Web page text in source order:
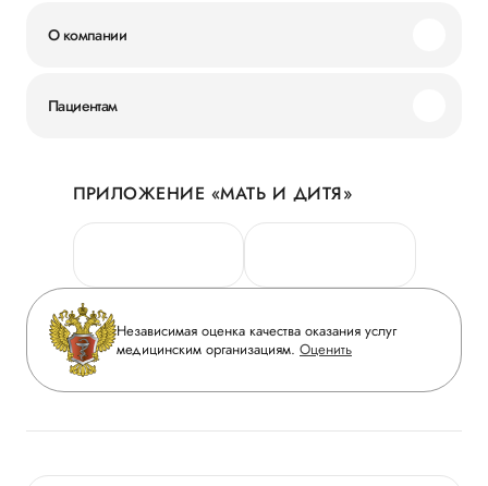
О компании
Новости
Руководство
Сотрудничество
Инвесторам
Журнал «Мать и дитя»
Вакансии
Медицинский туризм
Пациентам
Личный кабинет
Персональные данные
Горячая линия качества
Вопрос-ответ
Приложение пациента
Статьи
ПРИЛОЖЕНИЕ «МАТЬ И ДИТЯ»
Независимая оценка качества оказания услуг
медицинским организациям. Оценить